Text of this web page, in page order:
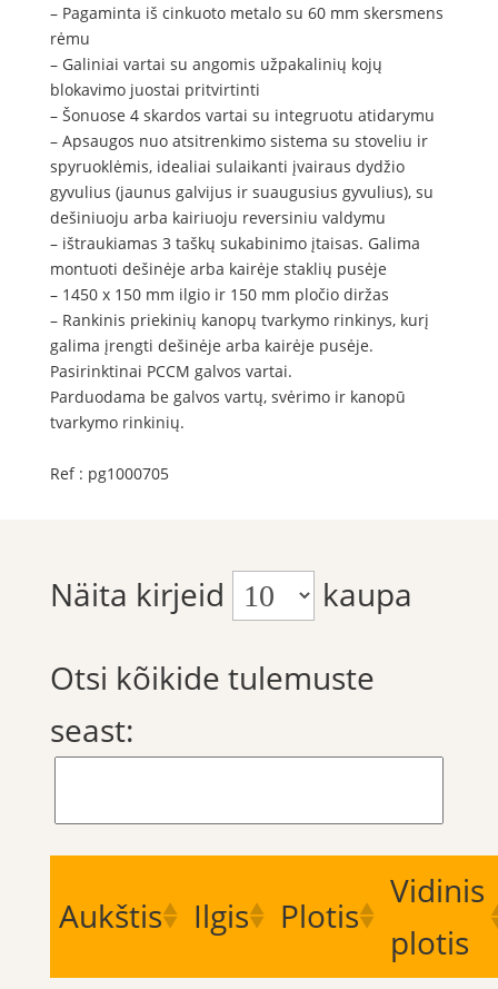
– Pagaminta iš cinkuoto metalo su 60 mm skersmens
rėmu
– Galiniai vartai su angomis užpakalinių kojų
blokavimo juostai pritvirtinti
– Šonuose 4 skardos vartai su integruotu atidarymu
– Apsaugos nuo atsitrenkimo sistema su stoveliu ir
spyruoklėmis, idealiai sulaikanti įvairaus dydžio
gyvulius (jaunus galvijus ir suaugusius gyvulius), su
dešiniuoju arba kairiuoju reversiniu valdymu
– ištraukiamas 3 taškų sukabinimo įtaisas. Galima
montuoti dešinėje arba kairėje staklių pusėje
– 1450 x 150 mm ilgio ir 150 mm pločio diržas
– Rankinis priekinių kanopų tvarkymo rinkinys, kurį
galima įrengti dešinėje arba kairėje pusėje.
Pasirinktinai PCCM galvos vartai.
Parduodama be galvos vartų, svėrimo ir kanopū
tvarkymo rinkinių.
Ref : pg1000705
Näita kirjeid
kaupa
Otsi kõikide tulemuste
seast:
Aukštis Ilgis Plotis
Vidinis
plotis